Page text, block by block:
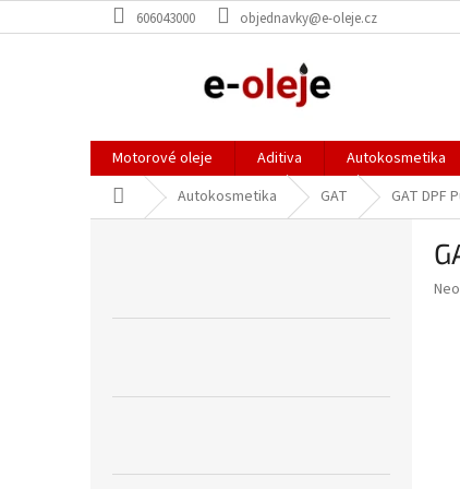
na
606043000 objednavky@e-oleje.cz
Motorové oleje Aditiva Autokosmetika
Domů Autokosmetika GAT GAT DPF